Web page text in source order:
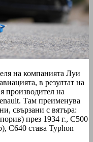
на компанията Луи
в резултат на
производител на
Там преименува
свързани с вятъра:
през 1934 г., C500
C640 става Typhon